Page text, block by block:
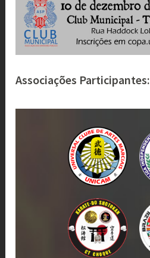
Associações Participantes: